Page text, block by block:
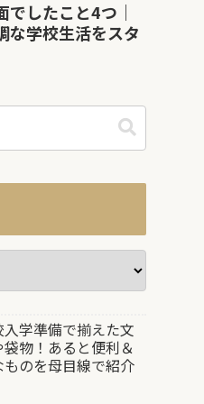
したこと4つ｜
な学校生活をスタ
入学準備で揃えた文
袋物！あると便利＆
ものを母目線で紹介